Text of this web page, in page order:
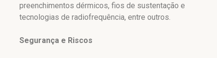
preenchimentos dérmicos, fios de sustentação e
tecnologias de radiofrequência, entre outros.
Segurança e Riscos